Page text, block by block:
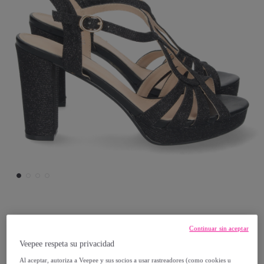
Festissimo
Sandalia de Tacon Brillante y Hebilla
Veepee respeta su privacidad
Al aceptar, autoriza a Veepee y sus socios a usar rastreadores (como cookies u
Continuar sin aceptar